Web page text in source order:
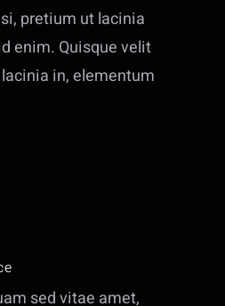
pretium ut lacinia
enim. Quisque velit
in, elementum
sed vitae amet,